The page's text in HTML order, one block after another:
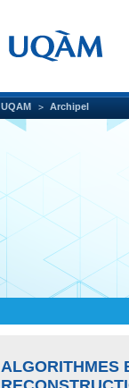
UQAM Archipel
ALGORITHMES